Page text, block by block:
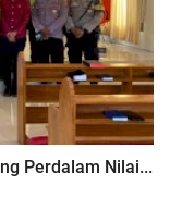
Perdalam Nilai...